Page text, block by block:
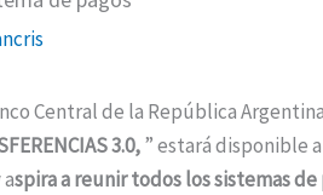
Central de la República
3.0,” estará disponible
spira a reunir todos los sistemas de